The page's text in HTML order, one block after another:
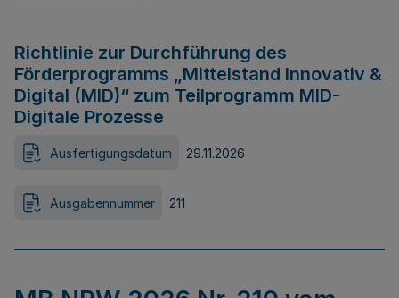
Richtlinie zur Durchführung des
Förderprogramms „Mittelstand Innovativ &
Digital (MID)“ zum Teilprogramm MID-
Digitale Prozesse
Ausfertigungsdatum 29.11.2026
Ausgabennummer 211